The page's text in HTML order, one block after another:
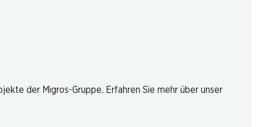
der Migros-Gruppe. Erfahren Sie mehr über unser